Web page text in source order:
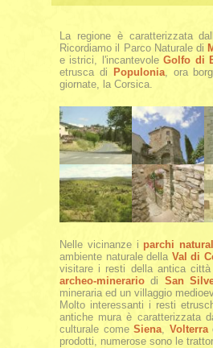
La regione è caratterizzata
Ricordiamo il Parco Naturale di
e istrici, l'incantevoleGolfo di
etrusca di Populonia, ora
giornate, la Corsica.
Nelle vicinanze i parchi
ambiente naturale della Val di
visitare i resti della antica
archeo-minerario di San
mineraria ed un villaggio
Molto interessanti i resti
antiche mura è caratterizzata
culturale comeSiena Volterra
prodotti, numerose sono le